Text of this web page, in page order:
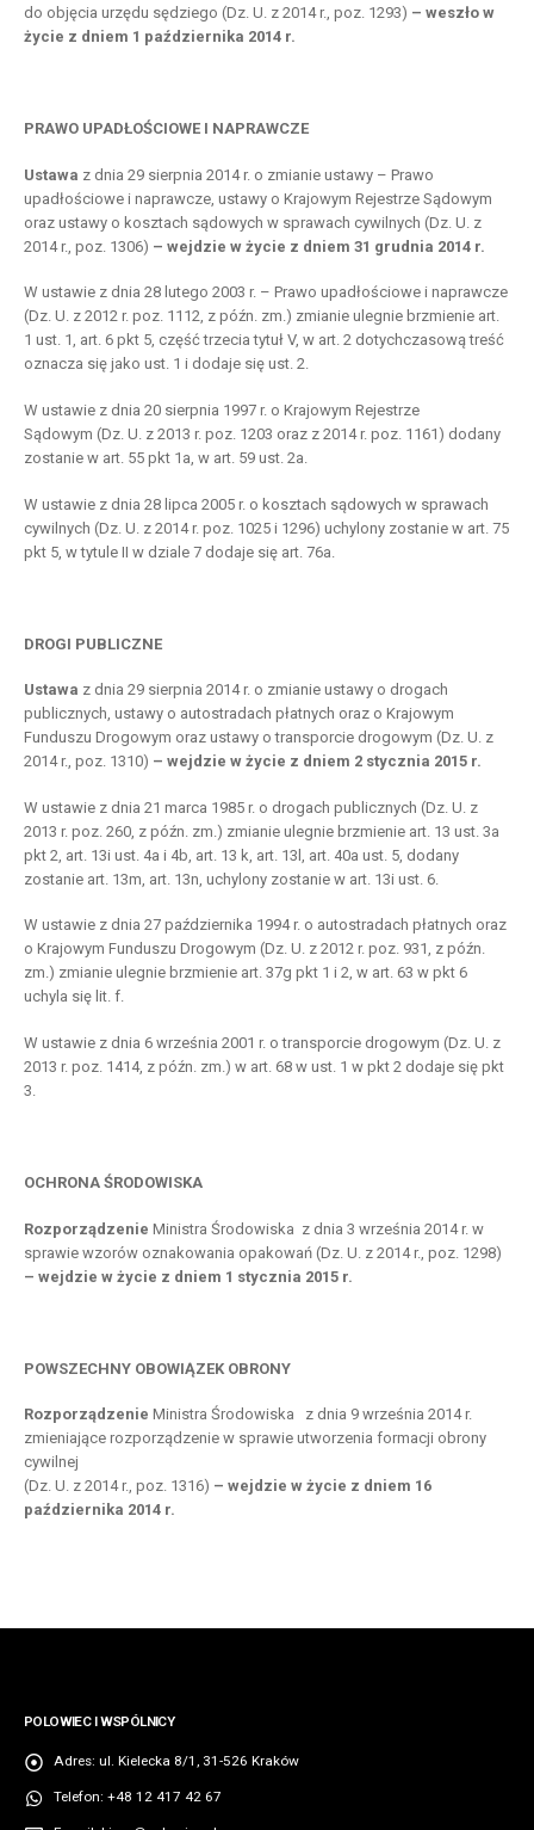
do objęcia urzędu sędziego (Dz. U. z 2014 r., poz. 1293) – weszło w
życie z dniem 1 października 2014 r.
PRAWO UPADŁOŚCIOWE I NAPRAWCZE
Ustawa z dnia 29 sierpnia 2014 r. o zmianie ustawy – Prawo
upadłościowe i naprawcze, ustawy o Krajowym Rejestrze Sądowym
oraz ustawy o kosztach sądowych w sprawach cywilnych (Dz. U. z
2014 r., poz. 1306) – wejdzie w życie z dniem 31 grudnia 2014 r.
W ustawie z dnia 28 lutego 2003 r. – Prawo upadłościowe i naprawcze
(Dz. U. z 2012 r. poz. 1112, z późn. zm.) zmianie ulegnie brzmienie art.
1 ust. 1, art. 6 pkt 5, część trzecia tytuł V, w art. 2 dotychczasową treść
oznacza się jako ust. 1 i dodaje się ust. 2.
W ustawie z dnia 20 sierpnia 1997 r. o Krajowym Rejestrze
Sądowym (Dz. U. z 2013 r. poz. 1203 oraz z 2014 r. poz. 1161) dodany
zostanie w art. 55 pkt 1a, w art. 59 ust. 2a.
W ustawie z dnia 28 lipca 2005 r. o kosztach sądowych w sprawach
cywilnych (Dz. U. z 2014 r. poz. 1025 i 1296) uchylony zostanie w art. 75
pkt 5, w tytule II w dziale 7 dodaje się art. 76a.
DROGI PUBLICZNE
Ustawa z dnia 29 sierpnia 2014 r. o zmianie ustawy o drogach
publicznych, ustawy o autostradach płatnych oraz o Krajowym
Funduszu Drogowym oraz ustawy o transporcie drogowym (Dz. U. z
2014 r., poz. 1310) – wejdzie w życie z dniem 2 stycznia 2015 r.
W ustawie z dnia 21 marca 1985 r. o drogach publicznych (Dz. U. z
2013 r. poz. 260, z późn. zm.) zmianie ulegnie brzmienie art. 13 ust. 3a
pkt 2, art. 13i ust. 4a i 4b, art. 13 k, art. 13l, art. 40a ust. 5, dodany
zostanie art. 13m, art. 13n, uchylony zostanie w art. 13i ust. 6.
W ustawie z dnia 27 października 1994 r. o autostradach płatnych oraz
o Krajowym Funduszu Drogowym (Dz. U. z 2012 r. poz. 931, z późn.
zm.) zmianie ulegnie brzmienie art. 37g pkt 1 i 2, w art. 63 w pkt 6
uchyla się lit. f.
W ustawie z dnia 6 września 2001 r. o transporcie drogowym (Dz. U. z
2013 r. poz. 1414, z późn. zm.) w art. 68 w ust. 1 w pkt 2 dodaje się pkt
3.
OCHRONA ŚRODOWISKA
Rozporządzenie Ministra Środowiska z dnia 3 września 2014 r. w
sprawie wzorów oznakowania opakowań (Dz. U. z 2014 r., poz. 1298)
– wejdzie w życie z dniem 1 stycznia 2015 r.
POWSZECHNY OBOWIĄZEK OBRONY
Rozporządzenie Ministra Środowiska z dnia 9 września 2014 r.
zmieniające rozporządzenie w sprawie utworzenia formacji obrony
cywilnej
(Dz. U. z 2014 r., poz. 1316) – wejdzie w życie z dniem 16
października 2014 r.
POLOWIEC I WSPÓLNICY
Adres: ul. Kielecka 8/1, 31-526 Kraków
Telefon: +48 12 417 42 67